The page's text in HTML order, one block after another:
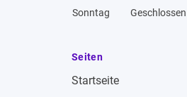
Sonntag
Geschlossen
Seiten
Startseite